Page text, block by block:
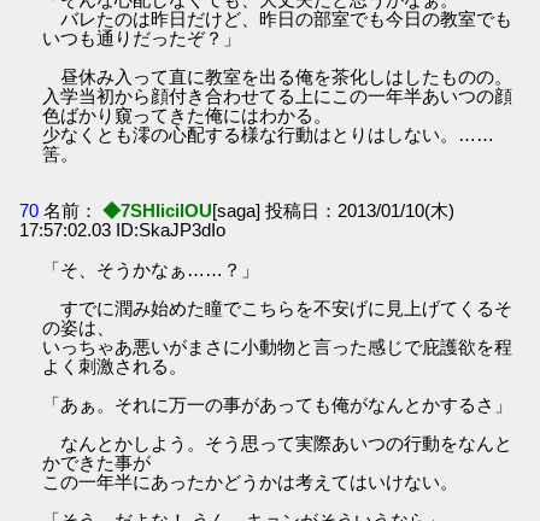
バレたのは昨日だけど、昨日の部室でも今日の教室でも
いつも通りだったぞ？」
昼休み入って直に教室を出る俺を茶化しはしたものの。
入学当初から顔付き合わせてる上にこの一年半あいつの顔
色ばかり窺ってきた俺にはわかる。
少なくとも澪の心配する様な行動はとりはしない。……
筈。
70 名前： ◆7SHIicilOU[saga] 投稿日：2013/01/10(木)
17:57:02.03 ID:SkaJP3dIo
「そ、そうかなぁ……？」
すでに潤み始めた瞳でこちらを不安げに見上げてくるそ
の姿は、
いっちゃあ悪いがまさに小動物と言った感じで庇護欲を程
よく刺激される。
「あぁ。それに万一の事があっても俺がなんとかするさ」
なんとかしよう。そう思って実際あいつの行動をなんと
かできた事が
この一年半にあったかどうかは考えてはいけない。